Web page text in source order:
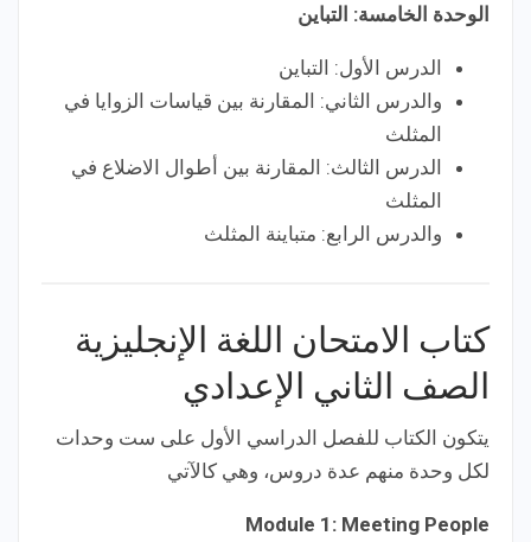
الوحدة الخامسة: التباين
الدرس الأول: التباين
والدرس الثاني: المقارنة بين قياسات الزوايا في
المثلث
الدرس الثالث: المقارنة بين أطوال الاضلاع في
المثلث
والدرس الرابع: متباينة المثلث
كتاب الامتحان اللغة الإنجليزية
الصف الثاني الإعدادي
يتكون الكتاب للفصل الدراسي الأول على ست وحدات
لكل وحدة منهم عدة دروس، وهي كالآتي
Module 1: Meeting People